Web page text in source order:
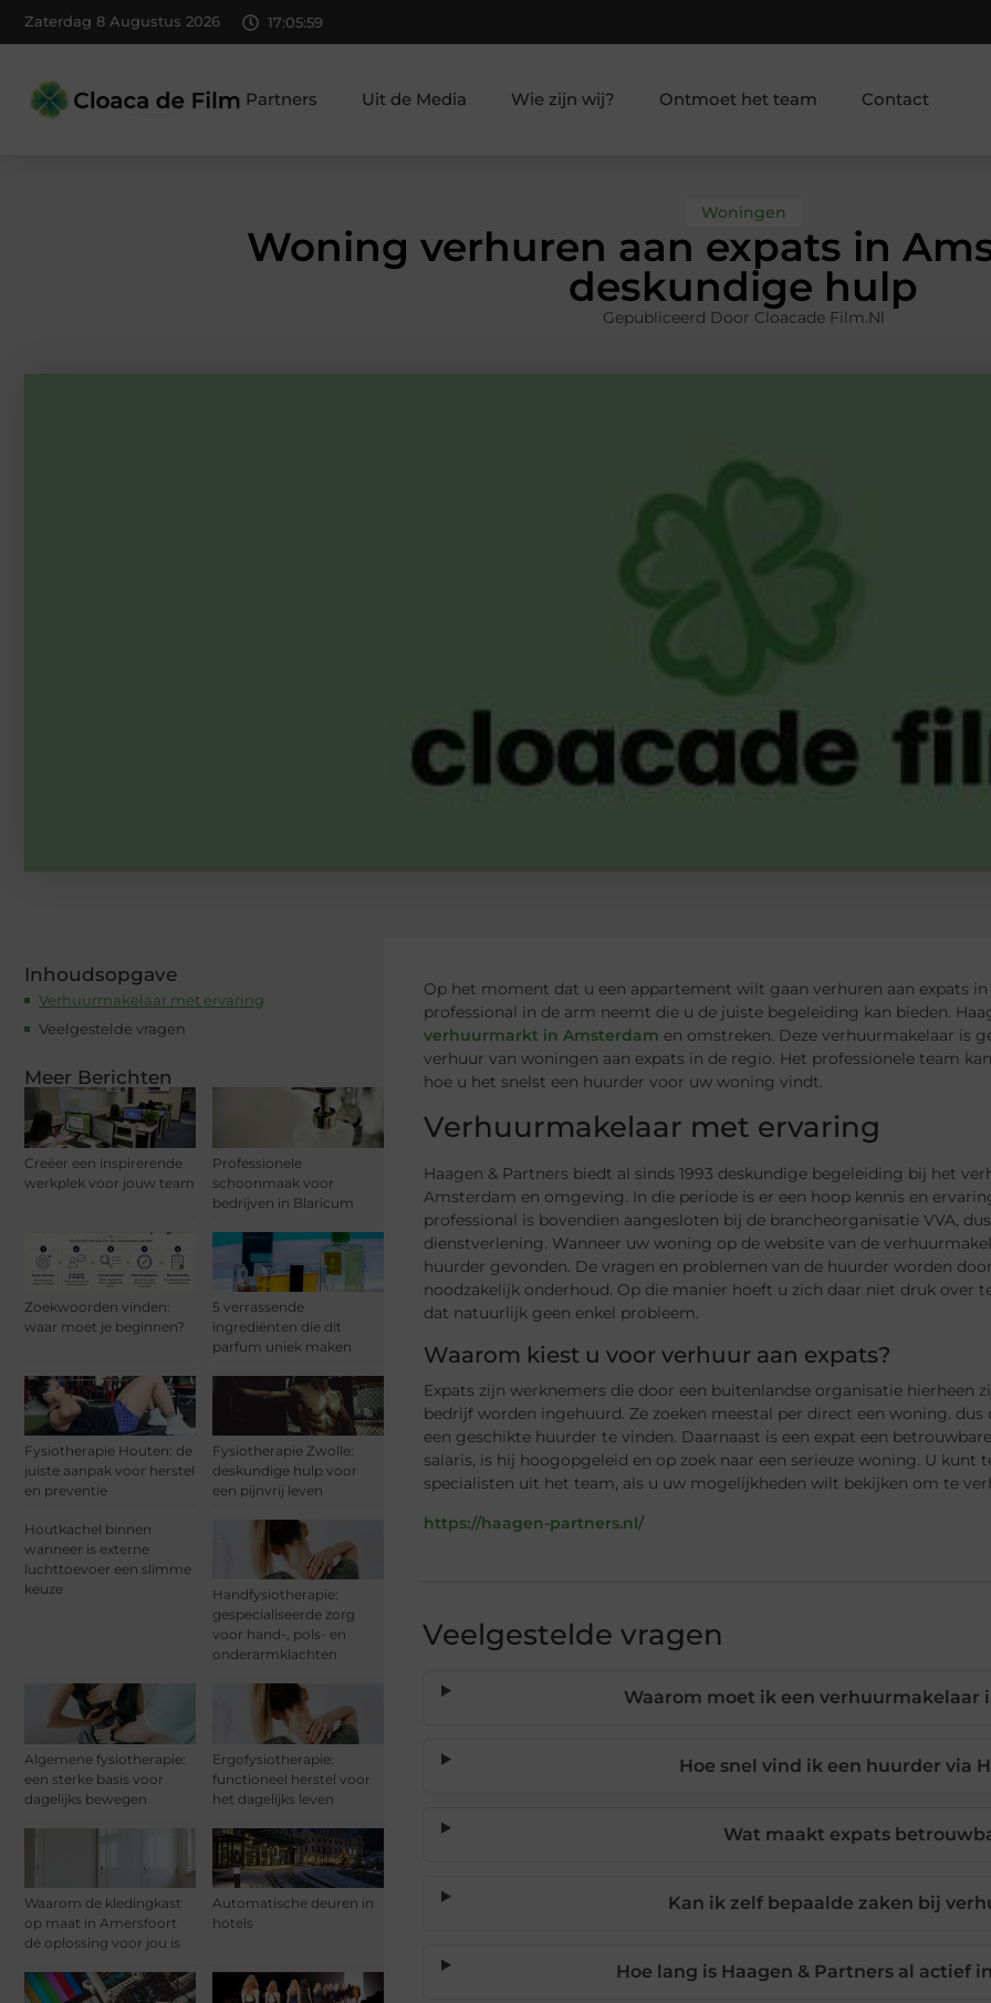
Zaterdag 8 Augustus 2026 17:06:00
Partners Uit de Media Wie zijn wij? Ontmoet het team Contact
Woningen
Woning verhuren aan expats in
deskundige hulp
Gepubliceerd Door Cloacade Film.nl
Inhoudsopgave
Verhuurmakelaar met ervaring
Veelgestelde vragen
Meer Berichten
Creëer een inspirerende
werkplek voor jouw team
Professionele
schoonmaak voor
bedrijven in Blaricum
Zoekwoorden vinden:
waar moet je beginnen?
5 verrassende
ingrediënten die dit
parfum uniek maken
Fysiotherapie Houten: de
juiste aanpak voor herstel
en preventie
Fysiotherapie Zwolle:
deskundige hulp voor
een pijnvrij leven
Houtkachel binnen
wanneer is externe
luchttoevoer een slimme
keuze
Handfysiotherapie:
gespecialiseerde zorg
voor hand-, pols- en
onderarmklachten
Algemene fysiotherapie:
een sterke basis voor
dagelijks bewegen
Ergofysiotherapie:
functioneel herstel voor
het dagelijks leven
Waarom de kledingkast
op maat in Amersfoort
dé oplossing voor jou is
Automatische deuren in
hotels
Op het moment dat u een appartement wilt gaan verhuren aan expats
professional in de arm neemt die u de juiste begeleiding kan bieden.
verhuurmarkt in Amsterdam en omstreken. Deze verhuurmakelaar is
verhuur van woningen aan expats in de regio. Het professionele team
hoe u het snelst een huurder voor uw woning vindt.
Verhuurmakelaar met ervaring
Haagen & Partners biedt al sinds 1993 deskundige begeleiding bij het
Amsterdam en omgeving. In die periode is er een hoop kennis en
professional is bovendien aangesloten bij de brancheorganisatie VVA,
dienstverlening. Wanneer uw woning op de website van de
huurder gevonden. De vragen en problemen van de huurder worden
noodzakelijk onderhoud. Op die manier hoeft u zich daar niet druk over
dat natuurlijk geen enkel probleem.
Waarom kiest u voor verhuur aan expats?
Expats zijn werknemers die door een buitenlandse organisatie hierheen
bedrijf worden ingehuurd. Ze zoeken meestal per direct een woning.
een geschikte huurder te vinden. Daarnaast is een expat een
salaris, is hij hoogopgeleid en op zoek naar een serieuze woning. U
specialisten uit het team, als u uw mogelijkheden wilt bekijken om te
https://haagen-partners.nl/
Veelgestelde vragen
Waarom moet ik een verhuurmakelaar
Hoe snel vind ik een huurder via
Wat maakt expats
Kan ik zelf bepaalde zaken bij
Hoe lang is Haagen & Partners al actief